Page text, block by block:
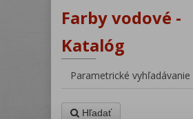
Farby vodové -
Katalóg
Parametrické vyhľadávanie
Hľadať